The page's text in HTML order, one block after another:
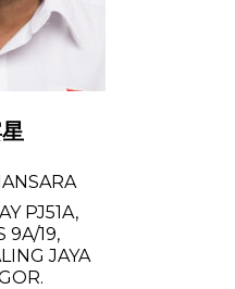
PJ51A,
9A/19,
JAYA